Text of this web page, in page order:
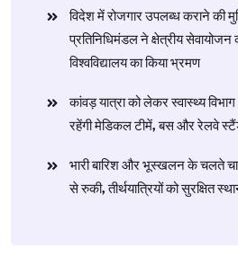
विदेश में रोजगार उपलब्ध कराने की
प्रतिनिधिमंडल ने क्षेत्रीय सेवायोजन
विश्वविद्यालय का किया भ्रमण
​कांवड़ यात्रा को लेकर स्वास्थ्य
रहेंगी मेडिकल टीमें, बस और रेलवे
​भारी बारिश और भूस्खलन के चलते
से रुकी, तीर्थयात्रियों को सुरक्षित